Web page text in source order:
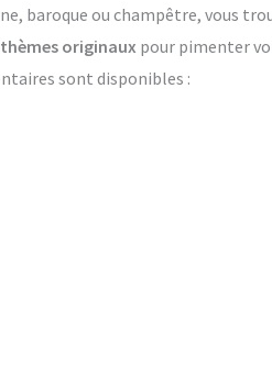
baroque ou champêtre, vous
thèmes originaux pour pimenter
sont disponibles :